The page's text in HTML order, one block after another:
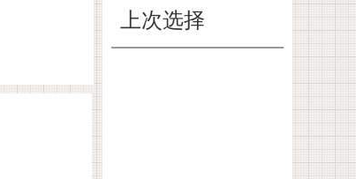
上次选择